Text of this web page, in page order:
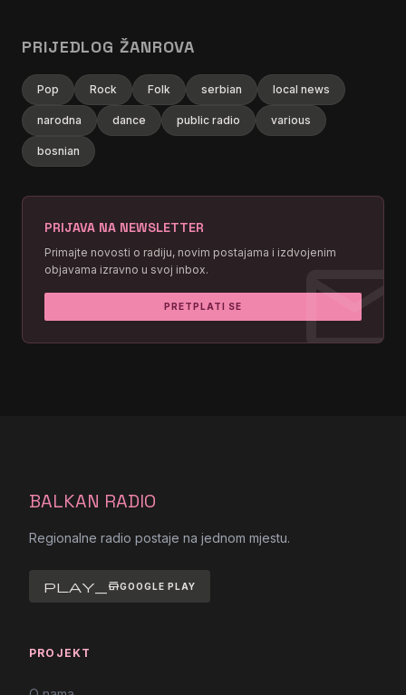
PRIJEDLOG ŽANROVA
Pop Rock Folk serbian local news
narodna dance public radio various
bosnian
PRIJAVA NA NEWSLETTER
Primajte novosti o radiju, novim postajama i izdvojenim
objavama izravno u svoj inbox.
PRETPLATI SE
BALKAN RADIO
Regionalne radio postaje na jednom mjestu.
play_storeGOOGLE PLAY
PROJEKT